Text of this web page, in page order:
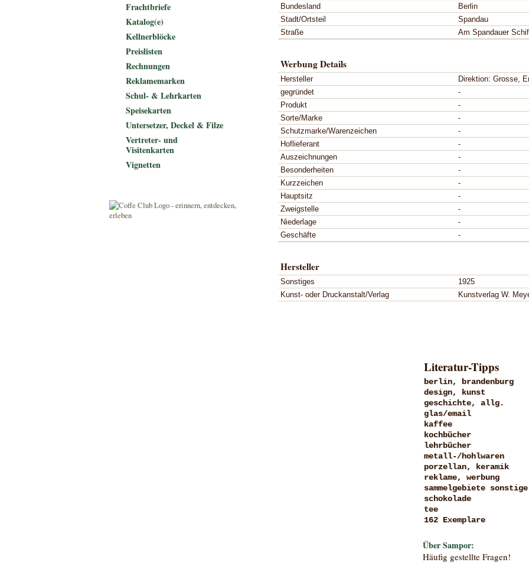
Bundesland
Berlin
Stadt/Ortsteil
Spandau
Straße
Am Spandauer
Werbung Details
Hersteller
Direktion: Grosse,
gegründet
-
Produkt
-
Sorte/Marke
-
Schutzmarke/Warenzeichen
-
Hoflieferant
-
Auszeichnungen
-
Besonderheiten
-
Kurzzeichen
-
Hauptsitz
-
Zweigstelle
-
Niederlage
-
Geschäfte
-
Hersteller
Sonstiges
1925
Kunst- oder Druckanstalt/Verlag
Kunstverlag W.
Frachtbriefe
Katalog(e)
Kellnerblöcke
Preislisten
Rechnungen
Reklamemarken
Schul- & Lehrkarten
Speisekarten
Untersetzer, Deckel & Filze
Vertreter- und
Visitenkarten
Vignetten
Literatur-Tipps
berlin, brandenburg
design, kunst
geschichte, allg.
glas/email
kaffee
kochbücher
lehrbücher
metall-/hohlwaren
porzellan, keramik
reklame, werbung
sammelgebiete sonstige
schokolade
tee
162 Exemplare
Über Sampor:
Häufig gestellte Fragen!